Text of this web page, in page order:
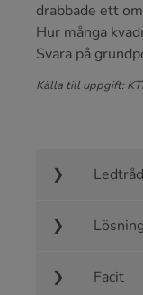
drabbade ett
Hur många
Svara på
Källa till uppgift:
Ledtråd
Facit